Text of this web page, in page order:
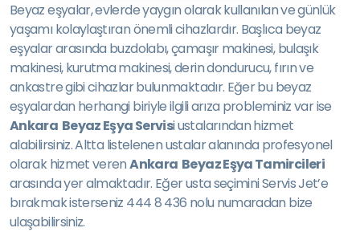
Beyaz eşyalar, evlerde yaygın olarak kullanılan ve günlük
yaşamı kolaylaştıran önemli cihazlardır. Başlıca beyaz
eşyalar arasında buzdolabı, çamaşır makinesi, bulaşık
makinesi, kurutma makinesi, derin dondurucu, fırın ve
ankastre gibi cihazlar bulunmaktadır. Eğer bu beyaz
eşyalardan herhangi biriyle ilgili arıza probleminiz var ise
Ankara Beyaz Eşya Servisi ustalarından hizmet
alabilirsiniz. Altta listelenen ustalar alanında profesyonel
olarak hizmet verenAnkara Beyaz Eşya Tamircileri
arasında yer almaktadır. Eğer usta seçimini Servis Jet’e
bırakmak isterseniz 444 8 436 nolu numaradan bize
ulaşabilirsiniz.